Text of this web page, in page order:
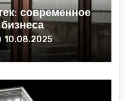
современное
10.08.2025